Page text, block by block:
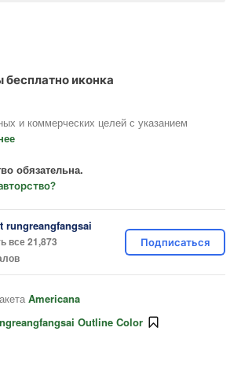
иконка
и коммерческих целей с указанием
обязательна.
rungreangfangsai
все 21,873
Подписаться
Americana
Outline Color